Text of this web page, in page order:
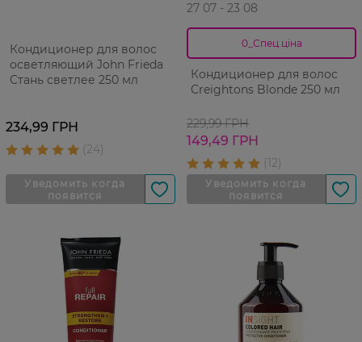
Кондиционер для волос
осветляющий John Frieda
Стань светлее 250 мл
234,99 ГРН
27 07 - 23 08
0_Спец.ціна
Кондиционер для волос
Creightons Blonde 250 мл
229,99 ГРН
149,49 ГРН